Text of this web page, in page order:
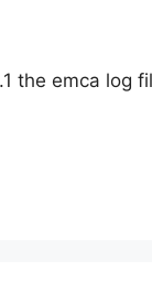
the emca log